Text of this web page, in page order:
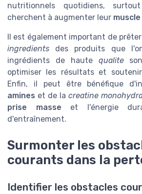
nutritionnels quotidiens,
cherchent à augmenter leur
Il est également important de
ingredients des produits que
ingrédients de haute qualite
optimiser les résultats et
Enfin, il peut être bénéfique
amines et de la creatine
prise masse et l'énergie
d'entraînement.
Surmonter les
courants dans la
Identifier les obstacles